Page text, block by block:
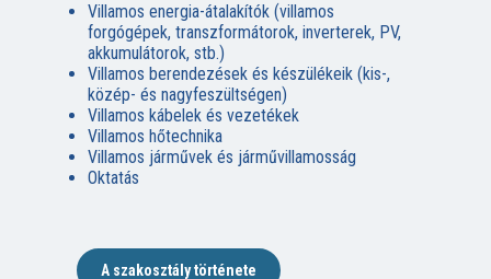
Villamos energia-átalakítók (villamos
forgógépek, transzformátorok, inverterek, PV,
akkumulátorok, stb.)
Villamos berendezések és készülékeik (kis-,
közép- és nagyfeszültségen)
Villamos kábelek és vezetékek
Villamos hőtechnika
Villamos járművek és járművillamosság
Oktatás
A szakosztály története